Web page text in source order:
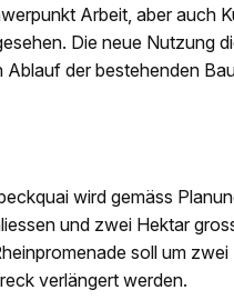
Arbeit, aber auch
Die neue Nutzung
der bestehenden
wird gemäss
und zwei Hektar
soll um
verlängert werden.